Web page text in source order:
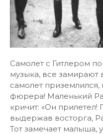
Самолет с Гитлером
музыка, все замирают
самолет приземлился,
фюрера! Маленький
кричит: «Он прилетел!
выдержав восторга,
Тот замечает малыша,